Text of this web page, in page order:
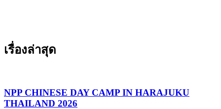
เรื่องล่าสุด
NPP CHINESE DAY CAMP IN HARAJUKU
THAILAND 2026